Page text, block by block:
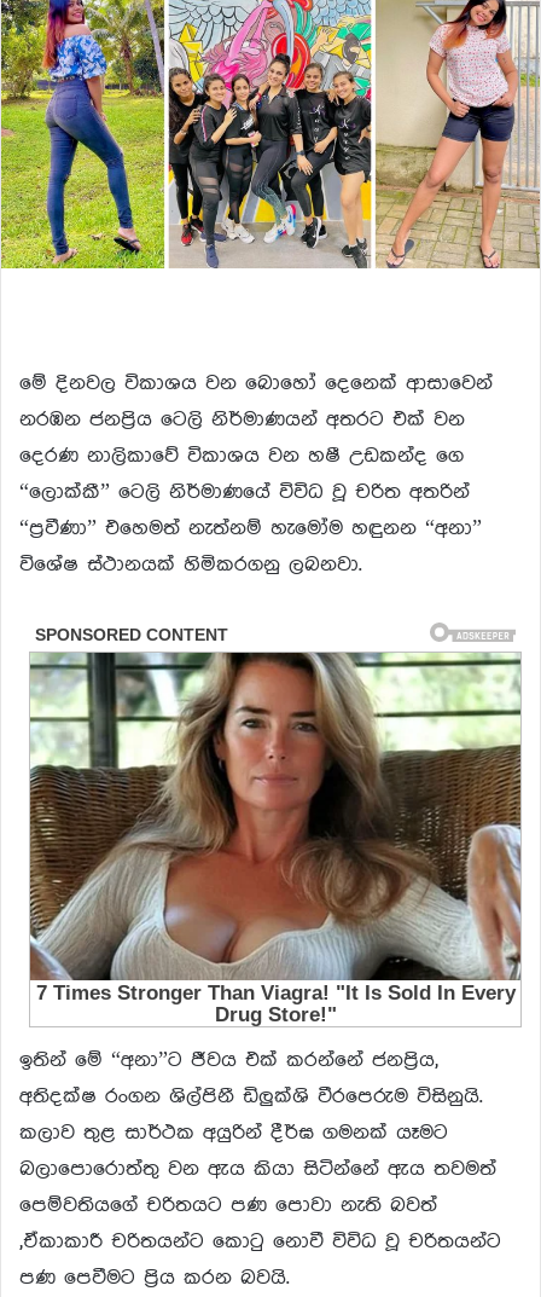
මේ දිනවල විකාශය වන බොහෝ දෙනෙක් ආසාවෙන්
නරඹන ජනප්රිය ටෙලි නිර්මාණයන් අතරට එක් වන
දෙරණ නාලිකාවේ විකාශය වන හෂී උඩකන්ද ගෙ
“ලොක්කී” ටෙලි නිර්මාණයේ විවිධ වූ චරිත අතරින්
“ප්රවීණා” එහෙමත් නැත්නම් හැමෝම හඳුනන “අනා”
විශේෂ ස්ථානයක් හිමිකරගනු ලබනවා.
ඉතින් මේ “අනා”ට ජීවය එක් කරන්නේ ජනප්රිය,
අතිදක්ෂ රංගන ශිල්පිනී ඩිලුක්ශි වීරපෙරුම විසිනුයි.
කලාව තුළ සාර්ථක අයුරින් දීර්ඝ ගමනක් යෑමට
බලාපොරොත්තු වන ඇය කියා සිටින්නේ ඇය තවමත්
පෙම්වතියගේ චරිතයට පණ පොවා නැති බවත්
,ඒකාකාරී චරිතයන්ට කොටු නොවී විවිධ වූ චරිතයන්ට
පණ පෙවීමට ප්රිය කරන බවයි.